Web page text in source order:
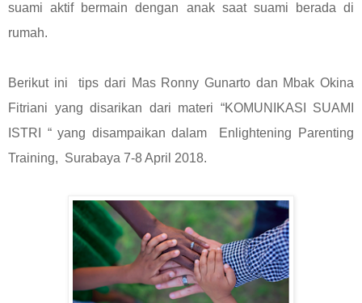
suami aktif bermain dengan anak saat suami berada di
rumah.
Berikut ini
tips dari Mas Ronny Gunarto dan Mbak Okina
Fitriani yang disarikan dari materi “KOMUNIKASI SUAMI
ISTRI “ yang disampaikan dalam
Enlightening Parenting
Training, Surabaya 7-8 April 2018.